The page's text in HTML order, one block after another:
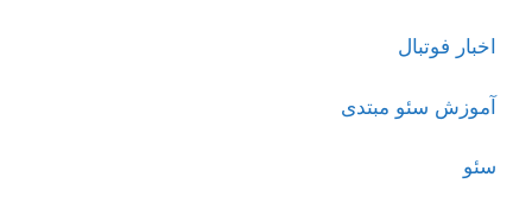
اخبار فوتبال
آموزش سئو مبتدی
سئو